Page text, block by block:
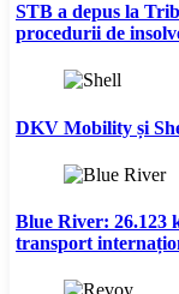
STB a depus la
procedurii de
DKV Mobility și
Blue River: 26.123
transport